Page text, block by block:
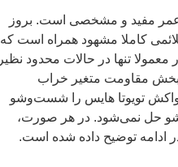
عمر مفید و مشخصی است. بروز
کاملا مشهود همراه است که
تنها در حالات محدود نظیر
بخش مقاومت متغیر خراب
تویوتا هایس را شست‌وشو
حل نمی‌شود. در هر صورت،
ادامه توضیح داده شده است.